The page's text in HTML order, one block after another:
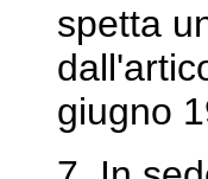
spetta
giugno